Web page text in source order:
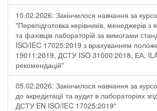
10.02.2026: Закінчилося навчання за
"Перепідготовка керівників, менеджерів з
та фахівців лабораторій за вимогами
ISO/IEC 17025:2019 з врахуванням
19011:2019, ДСТУ ISO 31000:2018, ЕА,
рекомендацій"
05.02.2026: Закінчилося навчання за
до акредитації та аудит в лабораторіях
ДСТУ EN ISO/IEC 17025:2019"